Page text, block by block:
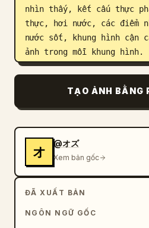
nhìn thấy, kết cấu thực
thực, hơi nước, các điểm
nước sốt, khung hình cận
ảnh trong mỗi khung hình.
, bao gồm
heo cốt lết tẩm bột chiên
người lớn chân thực khi
cận vào thực phẩm.
Bố cục khung hình và số
chính xác: Hiển thị chính
sắp xếp từ trái sang
TẠO ẢNH BẰNG
オ
@オズ
Xem bản gốc
ĐÃ XUẤT BẢN
NGÔN NGỮ GỐC